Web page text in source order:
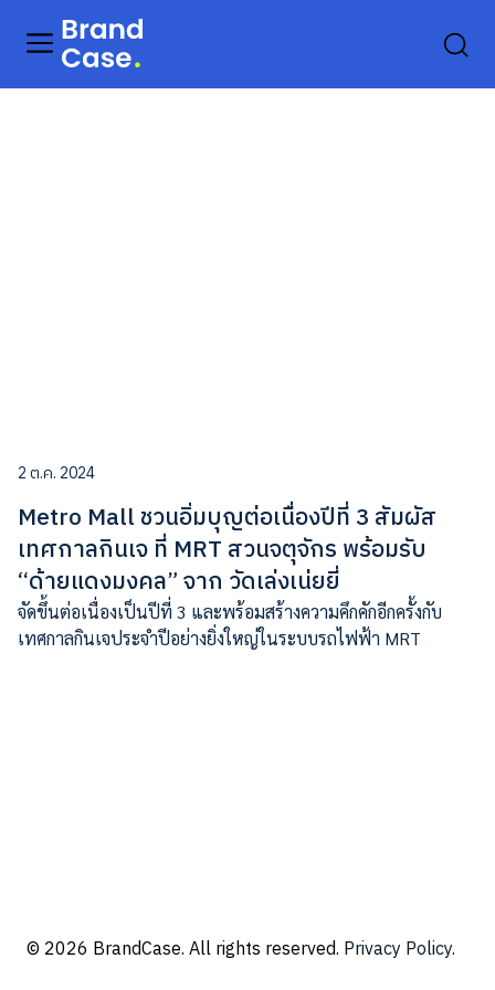
2 ต.ค. 2024
Metro Mall ชวนอิ่มบุญต่อเนื่องปีที่ 3 สัมผัส
เทศกาลกินเจ ที่ MRT สวนจตุจักร พร้อมรับ
“ด้ายแดงมงคล” จาก วัดเล่งเน่ยยี่
จัดขึ้นต่อเนื่องเป็นปีที่ 3 และพร้อมสร้างความคึกคักอีกครั้งกับ
เทศกาลกินเจประจำปีอย่างยิ่งใหญ่ในระบบรถไฟฟ้า MRT
© 2026 BrandCase. All rights reserved. Privacy Policy.